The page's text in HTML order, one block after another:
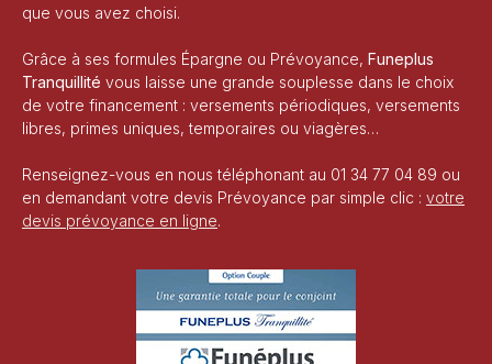
que vous avez choisi.
Grâce à ses formules Épargne ou Prévoyance, Funeplus
Tranquillité vous laisse une grande souplesse dans le choix
de votre financement : versements périodiques, versements
libres, primes uniques, temporaires ou viagères…
Renseignez-vous en nous téléphonant au 01 34 77 04 89 ou
en demandant votre devis Prévoyance par simple clic : votre
devis prévoyance en ligne.